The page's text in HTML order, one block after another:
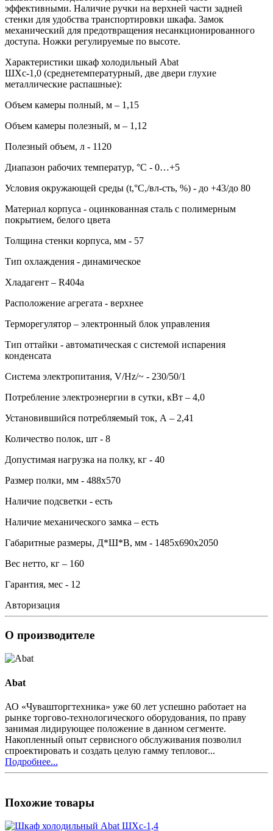
эффективными. Наличие ручки на верхней части задней
стенки для удобства транспортировки шкафа. Замок
механический для предотвращения несанкционированного
доступа. Ножки регулируемые по высоте.
Характеристики шкаф холодильный Abat
ШХс-1,0 (среднетемпературный, две двери глухие
металлические распашные):
Объем камеры полный, м – 1,15
Объем камеры полезный, м – 1,12
Полезный объем, л - 1120
Диапазон рабочих температур, °C - 0…+5
Условия окружающей среды (t,°C,/вл-сть, %) - до +43/до 80
Материал корпуса - оцинкованная сталь с полимерным
покрытием, белого цвета
Толщина стенки корпуса, мм - 57
Тип охлаждения - динамическое
Хладагент – R404a
Расположение агрегата - верхнее
Терморегулятор – электронный блок управления
Тип оттайки - автоматическая с системой испарения
конденсата
Система электропитания, V/Hz/~ - 230/50/1
Потребление электроэнергии в сутки, кВт – 4,0
Установившийся потребляемый ток, А – 2,41
Количество полок, шт - 8
Допустимая нагрузка на полку, кг - 40
Размер полки, мм - 488х570
Наличие подсветки - есть
Наличие механического замка – есть
Габаритные размеры, Д*Ш*В, мм - 1485х690х2050
Вес нетто, кг – 160
Гарантия, мес - 12
Авторизация
О производителе
Abat
АО «Чувашторгтехника» уже 60 лет успешно работает на
рынке торгово-технологического оборудования, по праву
занимая лидирующее положение в данном сегменте.
Накопленный опыт сервисного обслуживания позволил
спроектировать и создать целую гамму тепловог...
Подробнее...
Похожие товары